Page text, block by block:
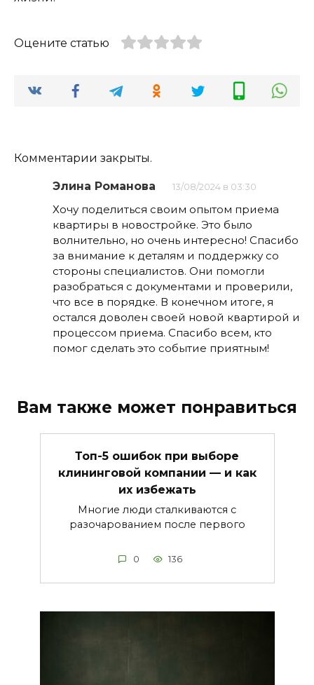
Оцените статью
Комментарии закрыты.
Элина Романова 13/08/2024 в 03:30
Хочу поделиться своим опытом приема
квартиры в новостройке. Это было
волнительно, но очень интересно! Спасибо
за внимание к деталям и поддержку со
стороны специалистов. Они помогли
разобраться с документами и проверили,
что все в порядке. В конечном итоге, я
остался доволен своей новой квартирой и
процессом приема. Спасибо всем, кто
помог сделать это событие приятным!
Вам также может понравиться
Топ-5 ошибок при выборе
клининговой компании — и как
их избежать
Многие люди сталкиваются с
разочарованием после первого
0 136